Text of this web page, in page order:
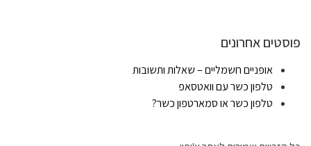
פוסטים אחרונים
אופניים חשמליים – שאלות ותשובות
טלפון כשר עם וואטסאפ
טלפון כשר או סמארטפון כשר?